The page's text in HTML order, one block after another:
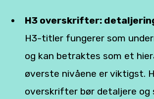
H3 overskrifter:
H3-titler fungerer som
og kan betraktes som et
øverste nivåene er viktigst.
overskrifter bør detaljere